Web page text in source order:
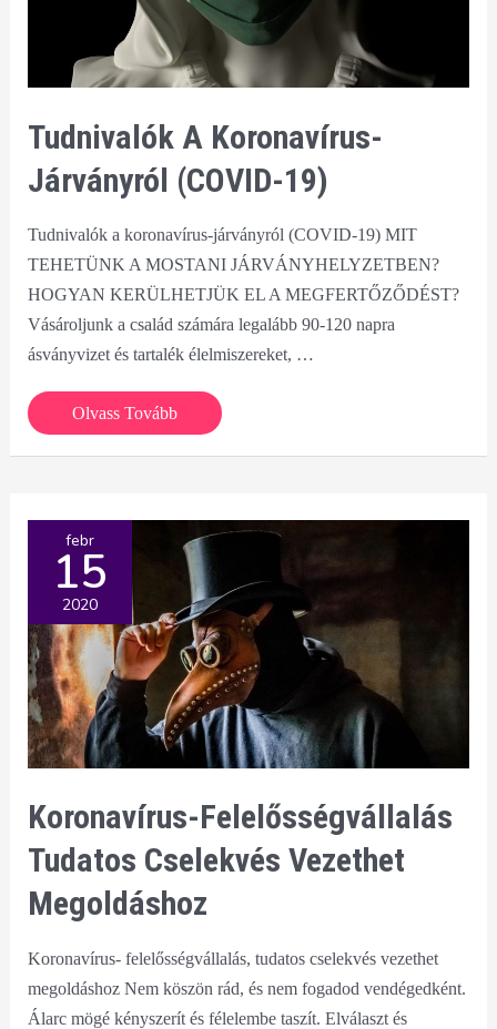
Tudnivalók A Koronavírus-
Járványról (COVID-19)
Tudnivalók a koronavírus-járványról (COVID-19) MIT
TEHETÜNK A MOSTANI JÁRVÁNYHELYZETBEN?
HOGYAN KERÜLHETJÜK EL A MEGFERTŐZŐDÉST?
Vásároljunk a család számára legalább 90-120 napra
ásványvizet és tartalék élelmiszereket, …
Tudnivalók
(COVID-
19)
Olvass Tovább
febr
15
2020
Koronavírus-Felelősségvállalás
Tudatos Cselekvés Vezethet
Megoldáshoz
Koronavírus- felelősségvállalás, tudatos cselekvés vezethet
megoldáshoz Nem köszön rád, és nem fogadod vendégedként.
Álarc mögé kényszerít és félelembe taszít. Elválaszt és